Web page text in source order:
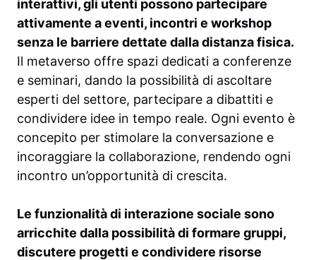
interattivi, gli utenti possono partecipare
attivamente a eventi, incontri e workshop
senza le barriere dettate dalla distanza fisica.
Il metaverso offre spazi dedicati a conferenze
e seminari, dando la possibilità di ascoltare
esperti del settore, partecipare a dibattiti e
condividere idee in tempo reale. Ogni evento è
concepito per stimolare la conversazione e
incoraggiare la collaborazione, rendendo ogni
incontro un’opportunità di crescita.
Le funzionalità di interazione sociale sono
arricchite dalla possibilità di formare gruppi,
discutere progetti e condividere risorse